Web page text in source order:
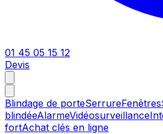
01 45 05 15 12
Devis
Blindage de porteSerrureFenêtres
blindéeAlarmeVidéosurveillance
fortAchat clés en ligne